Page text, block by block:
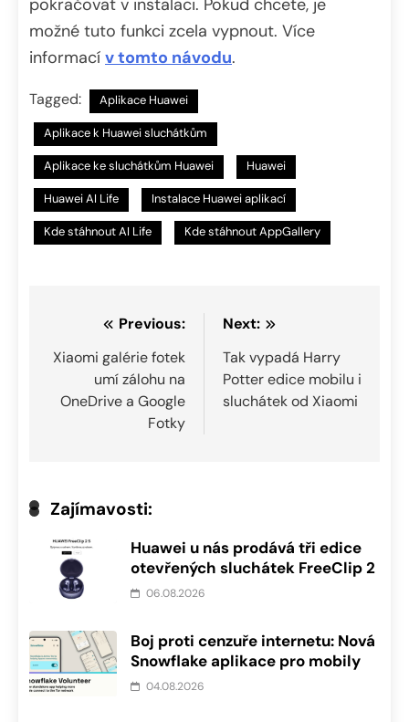
možné tuto funkci zcela vypnout. Více
informací v tomto návodu.
Tagged: Aplikace Huawei
Aplikace k Huawei sluchátkům
Aplikace ke sluchátkům Huawei Huawei
Huawei AI Life Instalace Huawei aplikací
Kde stáhnout AI Life Kde stáhnout AppGallery
Navigace
pro
příspěvek
Previous:
Xiaomi galérie fotek
umí zálohu na
OneDrive a Google
Fotky
Next:
Tak vypadá Harry
Potter edice mobilu i
sluchátek od Xiaomi
Zajímavosti:
Huawei u nás prodává tři edice
otevřených sluchátek FreeClip 2
06.08.2026
Boj proti cenzuře internetu: Nová
Snowflake aplikace pro mobily
04.08.2026